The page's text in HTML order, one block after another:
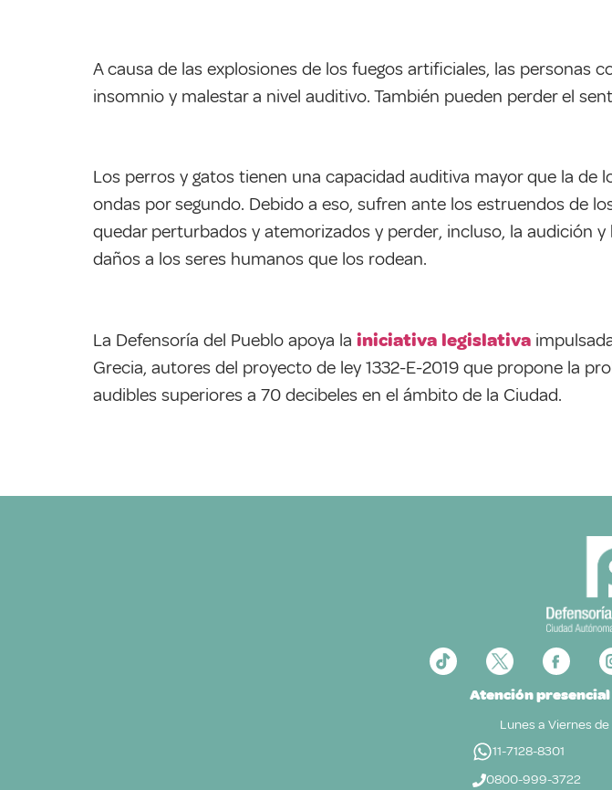
A causa de las explosiones de los fuegos artificiales, las personas
insomnio y malestar a nivel auditivo. También pueden perder el
Los perros y gatos tienen una capacidad auditiva mayor que la
ondas por segundo. Debido a eso, sufren ante los estruendos de
quedar perturbados y atemorizados y perder, incluso, la audición
daños a los seres humanos que los rodean.
La Defensoría del Pueblo apoya la iniciativa legislativa
Grecia, autores del proyecto de ley 1332-E-2019 que propone la
audibles superiores a 70 decibeles en el ámbito de la Ciudad.
Atención
Lunes a Viernes de
11-7128-8301
0800-999-3722